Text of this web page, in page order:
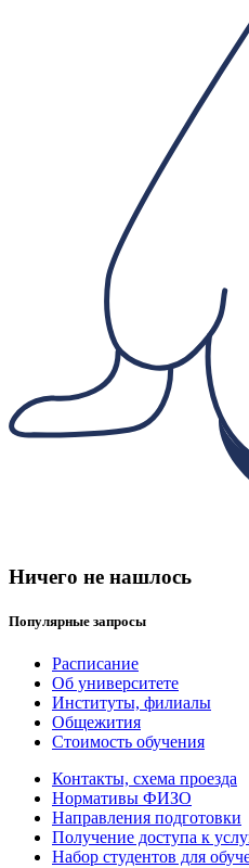
Ничего не нашлось
Популярные запросы
Расписание
Об университете
Институты, филиалы
Общежития
Стоимость обучения
Контакты, схема проезда
Нормативы ФИЗО
Направления подготовки
Получение доступа к
Набор студентов для